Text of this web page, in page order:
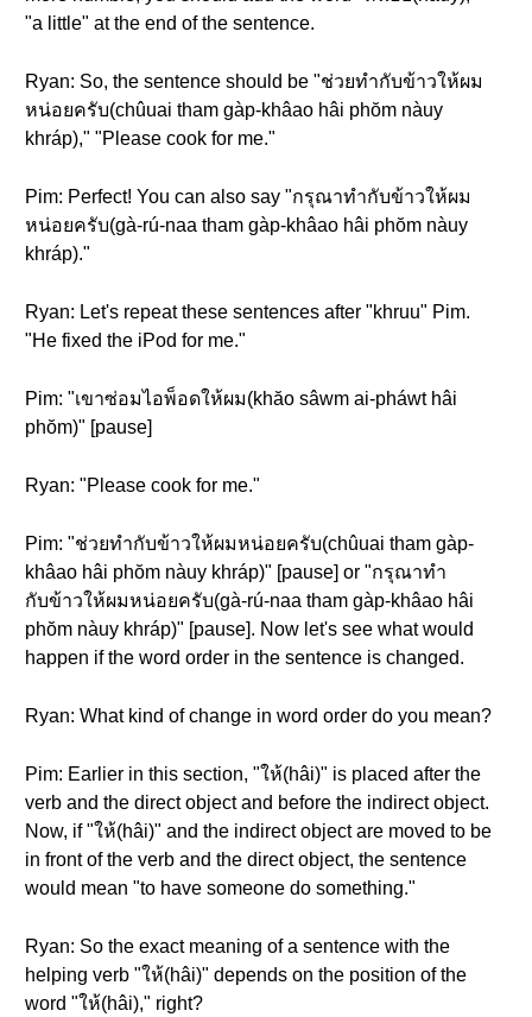
"a little" at the end of the sentence.
Ryan: So, the sentence should be "ช่วยทำกับข้าวให้ผม
หน่อยครับ(chûuai tham gàp-khâao hâi phŏm nàuy
khráp)," "Please cook for me."
Pim: Perfect! You can also say "กรุณาทำกับข้าวให้ผม
หน่อยครับ(gà-rú-naa tham gàp-khâao hâi phŏm nàuy
khráp)."
Ryan: Let's repeat these sentences after "khruu" Pim.
"He fixed the iPod for me."
Pim: "เขาซ่อมไอพ็อดให้ผม(khăo sâwm ai-pháwt hâi
phŏm)" [pause]
Ryan: "Please cook for me."
Pim: "ช่วยทำกับข้าวให้ผมหน่อยครับ(chûuai tham gàp-
khâao hâi phŏm nàuy khráp)" [pause] or "กรุณาทำ
กับข้าวให้ผมหน่อยครับ(gà-rú-naa tham gàp-khâao hâi
phŏm nàuy khráp)" [pause]. Now let's see what would
happen if the word order in the sentence is changed.
Ryan: What kind of change in word order do you mean?
Pim: Earlier in this section, "ให้(hâi)" is placed after the
verb and the direct object and before the indirect object.
Now, if "ให้(hâi)" and the indirect object are moved to be
in front of the verb and the direct object, the sentence
would mean "to have someone do something."
Ryan: So the exact meaning of a sentence with the
helping verb "ให้(hâi)" depends on the position of the
word "ให้(hâi)," right?